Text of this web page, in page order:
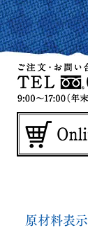
原材料表示